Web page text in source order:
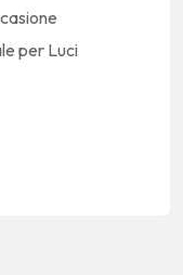
per Luci